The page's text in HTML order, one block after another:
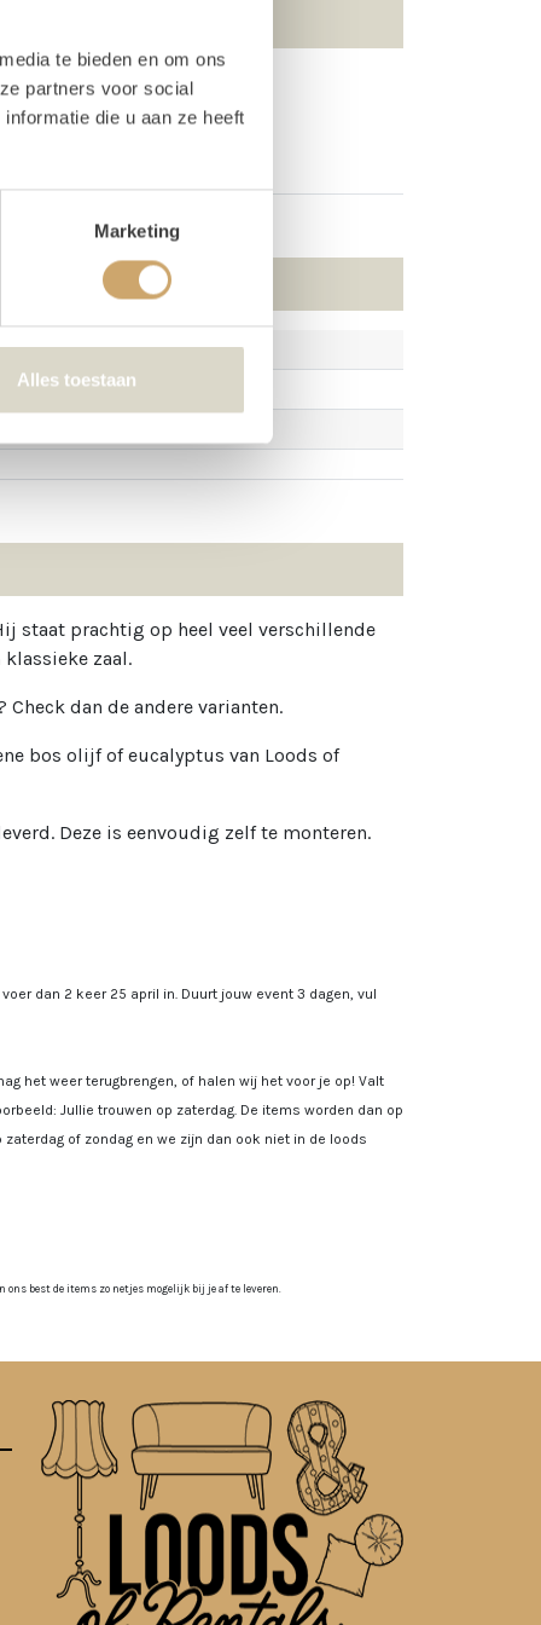
te bieden en om ons
partners voor social
die u aan ze heeft
Marketing
Alles toestaan
Drijfhout robuust palen
staat prachtig op heel veel verschillende
zaal.
dan de andere varianten.
bos olijf of eucalyptus van Loods of
Deze is eenvoudig zelf te monteren.
dan 2 keer 25 april in. Duurt jouw event 3 dagen, vul
het weer terugbrengen, of halen wij het voor je op! Valt
Jullie trouwen op zaterdag. De items worden dan op
of zondag en we zijn dan ook niet in de loods
best de items zo netjes mogelijk bij je af te leveren.